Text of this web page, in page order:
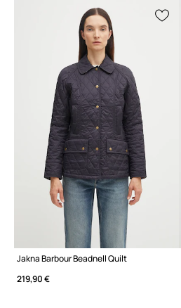
Jakna Barbour Beadnell Quilt
219,90 €